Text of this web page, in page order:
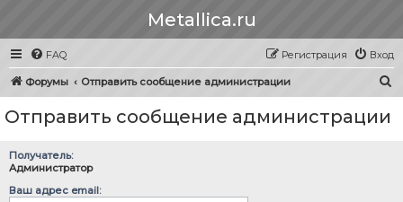
Metallica.ru
FAQ Вход
Регистрация
Форумы Отправить сообщение администрации
Отправить сообщение администрации
Получатель:
Администратор
Ваш адрес email: